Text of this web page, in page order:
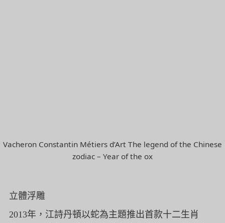
Vacheron Constantin Métiers d’Art The legend of the Chinese
zodiac – Year of the ox
立體浮雕
2013年，江詩丹頓以蛇為主題推出首款十二生肖